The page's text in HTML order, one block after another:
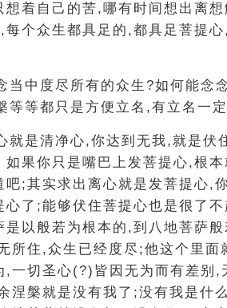
着自己的苦,哪有时间想出离
个众生都具足的,都具足菩提
当中度尽所有的众生?如何能念
等等都只是方便立名,有立名一
就是清净心,你达到无我,就是伏
果你只是嘴巴上发菩提心,根
;其实求出离心就是发菩提心,
了;能够伏住菩提心也是很了
是以般若为根本的,到八地菩萨
所住,众生已经度尽;他这个里面
,一切圣心(?)皆因无为而有差别,
涅槃就是没有我了;没有我是什